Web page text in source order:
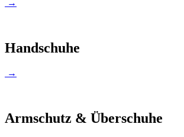
→
Handschuhe
→
Armschutz & Überschuhe